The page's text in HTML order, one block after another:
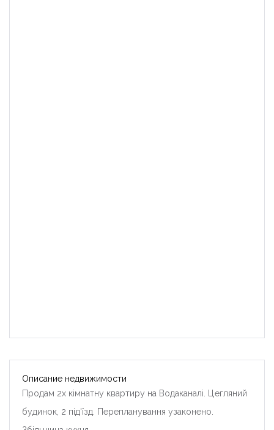
Описание недвижимости
Продам 2х кімнатну квартиру на Водаканалі. Цегляний
будинок, 2 під'їзд. Перепланування узаконено.